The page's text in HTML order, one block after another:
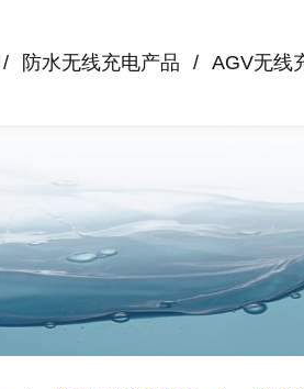
防水无线充电产品 AGV无线